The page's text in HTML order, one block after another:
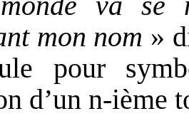
mon nom »
pour
d’un n-ième